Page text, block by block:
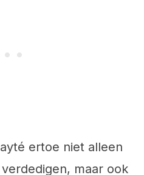
ertoe niet alleen
maar ook